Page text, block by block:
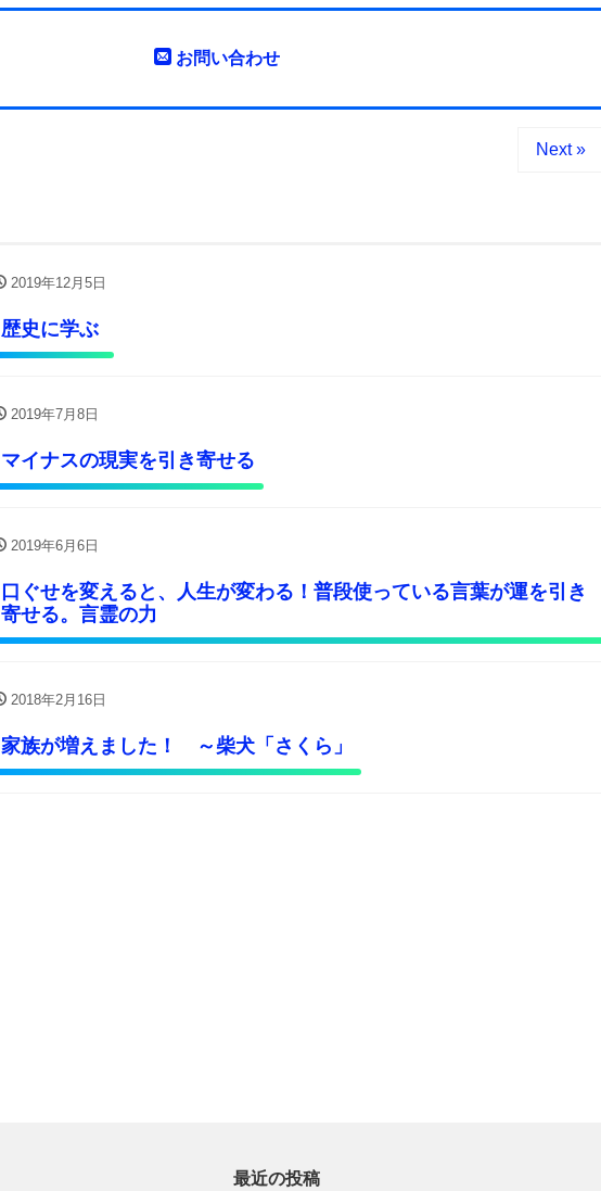
お問い合わせ
Next »
2019年12月5日
歴史に学ぶ
2019年7月8日
マイナスの現実を引き寄せる
2019年6月6日
口ぐせを変えると、人生が変わる！普段使っている言葉が運を引き
寄せる。言霊の力
2018年2月16日
家族が増えました！ ～柴犬「さくら」
最近の投稿